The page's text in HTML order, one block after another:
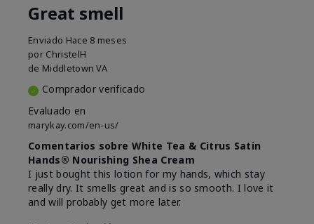
Great smell
Enviado Hace 8 meses
por ChristelH
de Middletown VA
Comprador verificado
Evaluado en
marykay.com/en-us/
Comentarios sobre White Tea & Citrus Satin
Hands® Nourishing Shea Cream
I just bought this lotion for my hands, which stay
really dry. It smells great and is so smooth. I love it
and will probably get more later.